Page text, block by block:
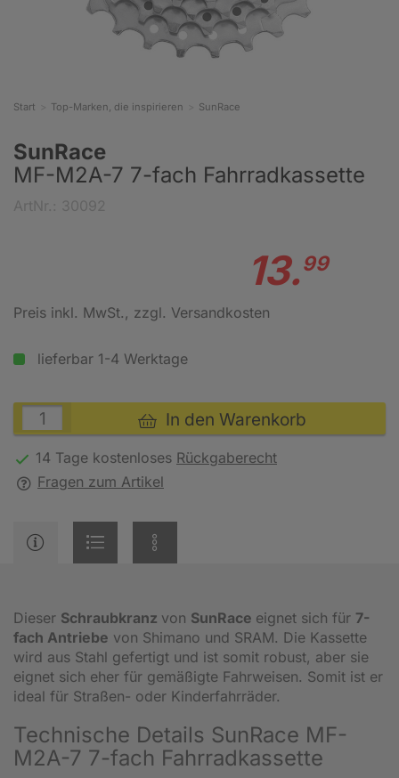
Start Top-Marken, die inspirieren SunRace
SunRace
MF-M2A-7 7-fach Fahrradkassette
13.99
Preis inkl. MwSt., zzgl. Versandkosten
lieferbar 1-4 Werktage
In den Warenkorb
14 Tage kostenloses Rückgaberecht
Fragen zum Artikel
Dieser Schraubkranz von SunRace eignet sich für 7-
fach Antriebe von Shimano und SRAM. Die Kassette
wird aus Stahl gefertigt und ist somit robust, aber sie
eignet sich eher für gemäßigte Fahrweisen. Somit ist er
ideal für Straßen- oder Kinderfahrräder.
Technische Details SunRace MF-
M2A-7 7-fach Fahrradkassette